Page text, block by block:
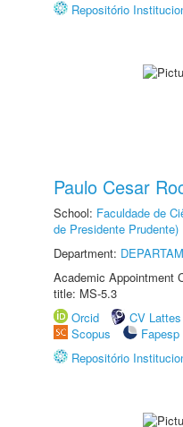
Repositório
Paulo Cesar
School: Faculdade de
de Presidente Prudente)
Department:
Academic Appointment
title: MS-5.3
Orcid
CV Lattes
Scopus
Fapesp
Repositório